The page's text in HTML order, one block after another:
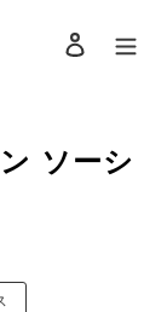
検索
ログイン
ソーシ